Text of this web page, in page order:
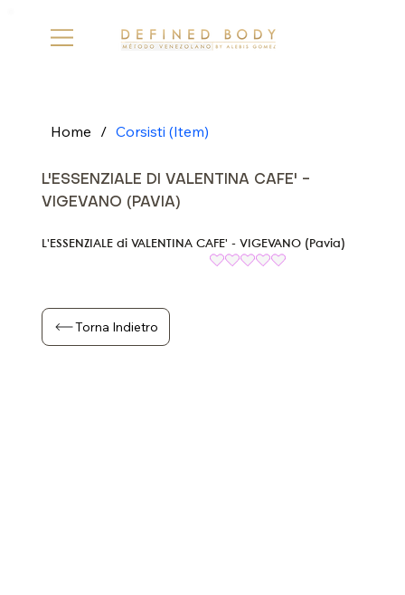
Home / Corsisti (Item)
L'ESSENZIALE DI VALENTINA CAFE' -
VIGEVANO (PAVIA)
L'ESSENZIALE di VALENTINA CAFE' - VIGEVANO (Pavia)
Torna Indietro